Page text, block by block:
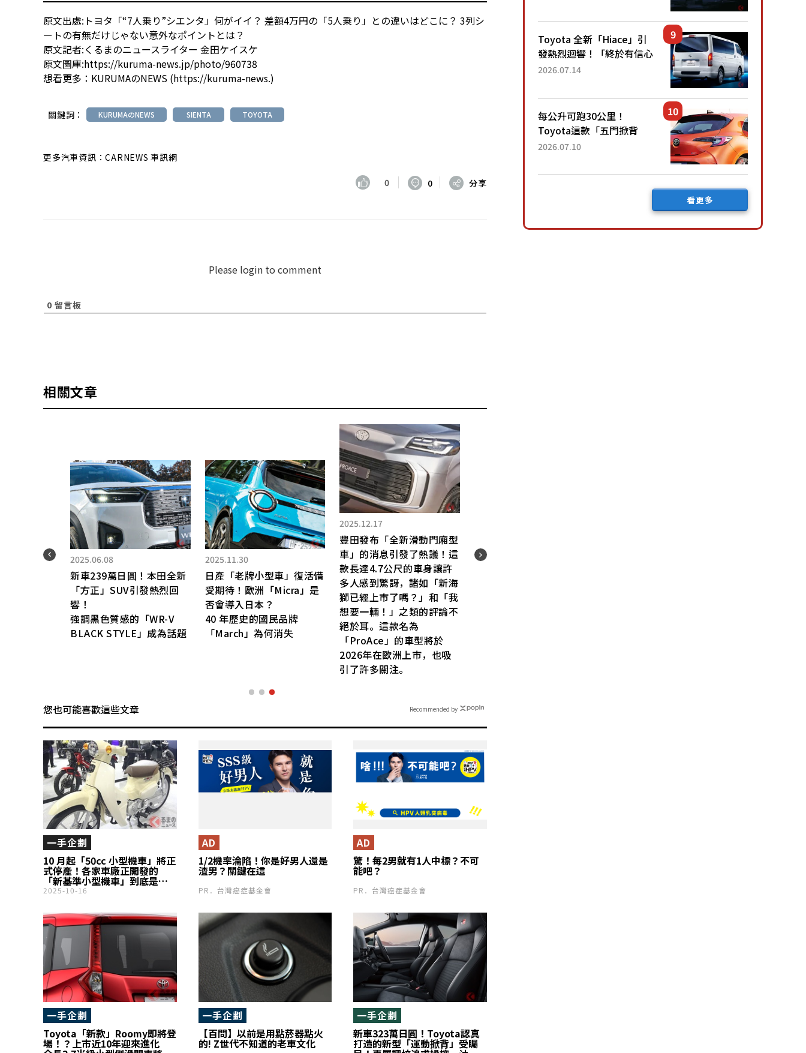
原文出處: トヨタ「“7人乗り”シエンタ」何がイイ？ 差額4万円の「5人乗り」との違いはどこに？ 3列シ
ートの有無だけじゃない意外なポイントとは？
原文記者:くるまのニュースライター 金田ケイスケ
原文圖庫:https://kuruma-news.jp/photo/960738
想看更多： KURUMAのNEWS (https://kuruma-news.)
關鍵詞： KURUMAのNEWS SIENTA TOYOTA
更多汽車資訊：CARNEWS 車訊網
0 0 分享
Please login to comment
0 留言板
相關文章
2025.06.08
新車239萬日圓！本田全新
「方正」SUV引發熱烈回
響！
強調黑色質感的「WR-V
BLACK STYLE」成為話題
2025.11.30
日產「老牌小型車」復活備
受期待！歐洲「Micra」是
否會導入日本？
40 年歷史的國民品牌
「March」為何消失
2025.12.17
豐田發布「全新滑動門廂型
車」的消息引發了熱議！這
款長達4.7公尺的車身讓許
多人感到驚訝，諸如「新海
獅已經上市了嗎？」和「我
想要一輛！」之類的評論不
絕於耳。這款名為
「ProAce」的車型將於
2026年在歐洲上市，也吸
引了許多關注。
您也可能喜歡這些文章
10 月起「50cc 小型機車」將正
式停產！各家車廠正開發的
「新基準小型機車」到底是什
麼？「就算馬力被限制，之後
網站上，出現了各種不同的擔
憂聲音
一手企劃
2025-10-16
1/2機率淪陷！你是好男人還是
渣男？關鍵在這
AD
PR．台灣癌症基金會
驚！每2男就有1人中標？不可
能吧？
AD
PR．台灣癌症基金會
Toyota「新款」Roomy即將登
場！？上市近10年迎來進化
一手企劃
【百問】以前是用點菸器點火
的! Z世代不知道的老車文化
一手企劃
新車323萬日圓！Toyota認真
打造的新型「運動掀背」受矚
一手企劃
Recommended by
公里，兼具優異節能表現與
舒適「三...
Toyota 全新「Hiace」引
發熱烈迴響！「終於有信心
下訂了！」「哪個等級交車
後竟然還要等「超過半年」
才能交車？...
2026.07.14
每公升可跑30公里！
Toyota這款「五門掀背
車」真的很厲害！ 擁有全
尺寸」，配備全面升級！
2026.07.10
看更多